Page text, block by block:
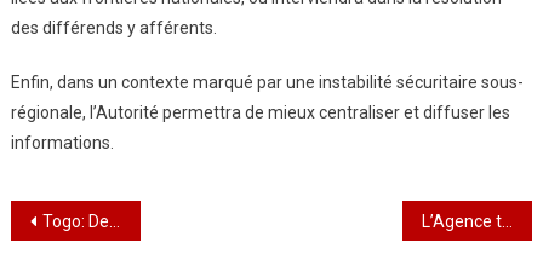
des différends y afférents.
Enfin, dans un contexte marqué par une instabilité sécuritaire sous-
régionale, l’Autorité permettra de mieux centraliser et diffuser les
informations.
Navigation
Togo: De nouvelles limitations de vitesse sont effectives L’Agence togolaise de presse célèbre son Jubilé d’Or